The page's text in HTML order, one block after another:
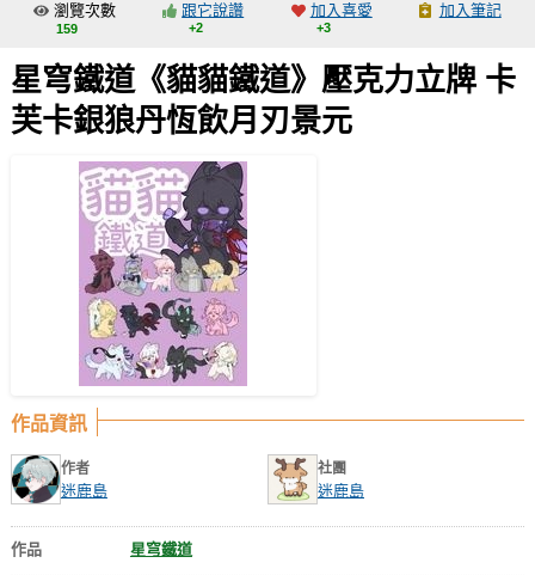
交流中心
攤位轉讓區
會員功能選單
註冊會員
登入
瀏覽次數
159
跟它說讚
+2
加入喜愛
+3
加入筆記
星穹鐵道《貓貓鐵道》壓克力立牌 卡
芙卡銀狼丹恆飲月刃景元
作品資訊
作者
迷鹿島
社團
迷鹿島
作品 星穹鐵道